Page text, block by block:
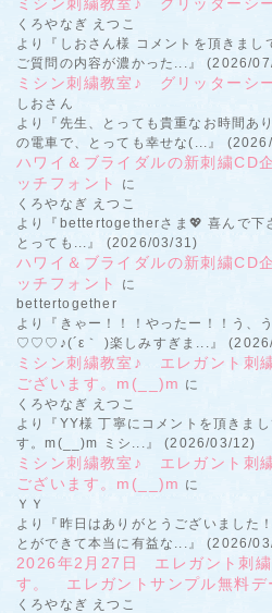
くろやなぎ えつこ
より『しおさん様 コメントを頂きまし
ご質問の内容が濃かった...』 (2026/
ミシン刺繍教室♪ グリッターシ
しおさん
より『先生、とっても貴重なお時間あ
の電車で、とっても幸せな(...』
ハワイ＆ブライダルの新刺繍
ッチフォント
に
くろやなぎ えつこ
より『bettertogetherさま💖 喜んで下
とっても...』 (2026/03/31)
ハワイ＆ブライダルの新刺繍
ッチフォント
に
bettertogether
より『きゃー！！！やったー！！う、
♡♡♡♪(´ε｀ )楽しみすぎま...』
ミシン刺繍教室♪ エレガント刺
ございます。m(__)m に
くろやなぎ えつこ
より『YY様 丁寧にコメントを頂きま
す。m(__)m ミシ...』 (2026/03/12)
ミシン刺繍教室♪ エレガント刺
ございます。m(__)m に
ＹＹ
より『昨日はありがとうございました
とができて本当に有益な...』 (2026/
2026年2月27日 エレガント刺繍
す。 エレガントサンプル無料デ
くろやなぎ えつこ